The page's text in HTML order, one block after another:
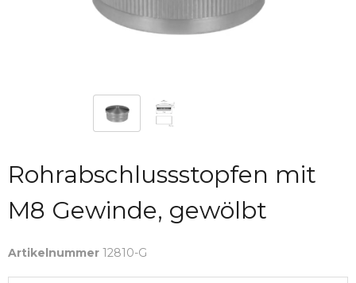
Rohrabschlussstopfen mit
M8 Gewinde, gewölbt
Artikelnummer 12810-G